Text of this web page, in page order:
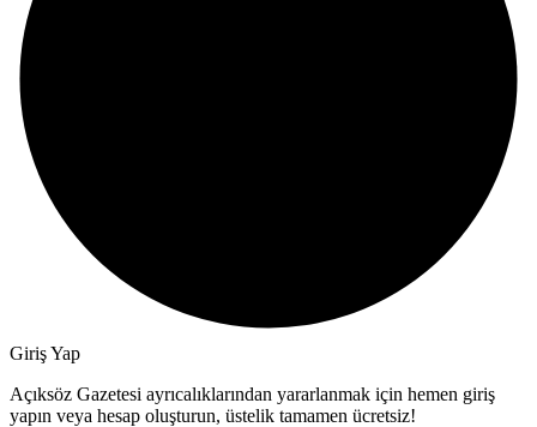
Giriş Yap
Açıksöz Gazetesi ayrıcalıklarından yararlanmak için hemen giriş
yapın veya hesap oluşturun, üstelik tamamen ücretsiz!